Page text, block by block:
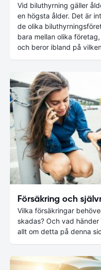
Vid biluthyrning gäller
en högsta ålder. Det är
de olika
bara mellan olika
och beror ibland på
Försäkring och
Vilka försäkringar
skadas? Och vad
allt om detta på denna